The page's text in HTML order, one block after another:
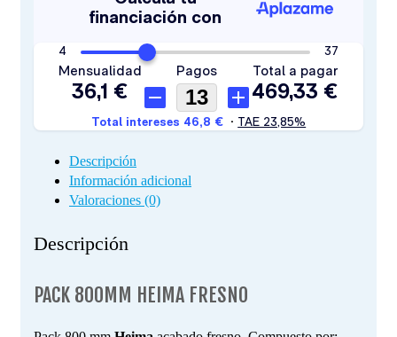
Descripción
Información adicional
Valoraciones (0)
Descripción
PACK 800MM HEIMA FRESNO